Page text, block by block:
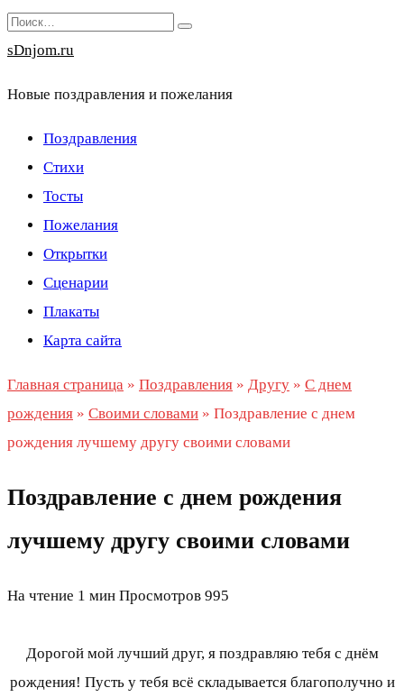
Перейти
к
Search
for:
sDnjom.ru
Новые поздравления и пожелания
Поздравления
Стихи
Тосты
Пожелания
Открытки
Сценарии
Плакаты
Карта сайта
Главная страница » Поздравления » Другу » С днем
рождения » Своими словами » Поздравление с днем
рождения лучшему другу своими словами
Поздравление с днем рождения
лучшему другу своими словами
На чтение 1 мин Просмотров 995
Дорогой мой лучший друг, я поздравляю тебя с днём
рождения! Пусть у тебя всё складывается благополучно и